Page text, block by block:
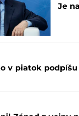
Je
v piatok